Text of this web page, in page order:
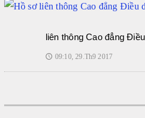
liên thông Cao đẳng
🕔 09:10, 29.Th9 2017